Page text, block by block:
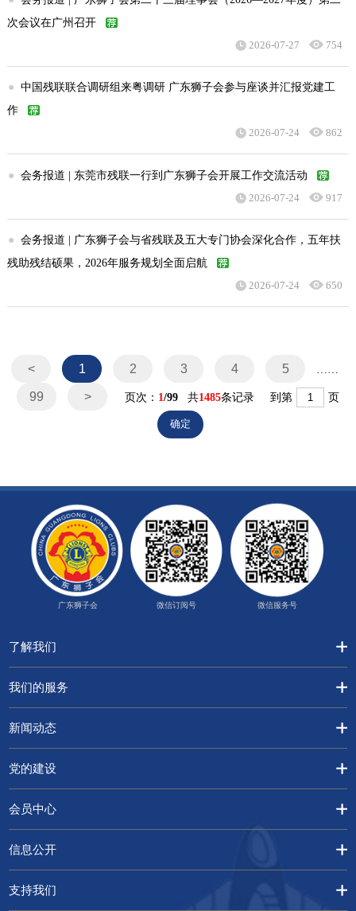
次会议在广州召开
2026-07-27
754
● 中国残联联合调研组来粤调研 广东狮子会参与座谈并汇报党建工
作
2026-07-24
862
● 会务报道 | 东莞市残联一行到广东狮子会开展工作交流活动
2026-07-24
917
● 会务报道 | 广东狮子会与省残联及五大专门协会深化合作，五年扶
残助残结硕果，2026年服务规划全面启航
2026-07-24
650
< 1 2 3 4 5
99 > 页次： 1 /99 共1485条记录 到第 页
广东狮子会 微信订阅号 微信服务号
了解我们
我们的服务
新闻动态
党的建设
会员中心
信息公开
支持我们